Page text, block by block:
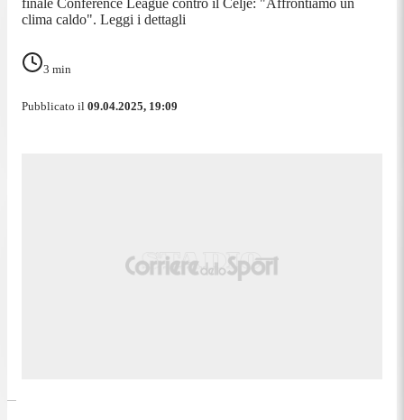
clima caldo". Leggi i dettagli
3 min
Pubblicato il 09.04.2025, 19:09